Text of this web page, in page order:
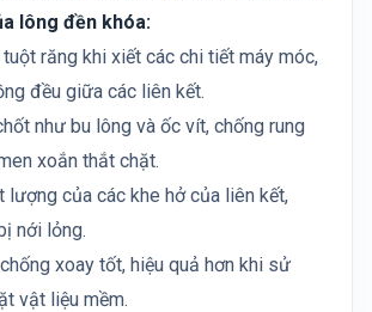
lông đền khóa:
răng khi xiết các chi tiết máy móc,
đều giữa các liên kết.
như bu lông và ốc vít, chống rung
xoắn thắt chặt.
lượng của các khe hở của liên kết,
nới lỏng.
xoay tốt, hiệu quả hơn khi sử
vật liệu mềm.